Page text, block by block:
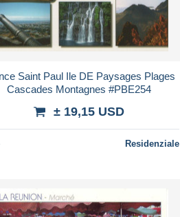
Saint Paul Ile DE Paysages Plages
Cascades Montagnes #PBE254
± 19,15 USD
Residenziale